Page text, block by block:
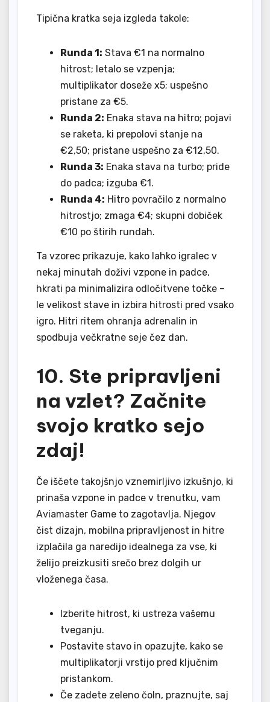
Tipična kratka seja izgleda takole:
Runda 1: Stava €1 na normalno
hitrost; letalo se vzpenja;
multiplikator doseže x5; uspešno
pristane za €5.
Runda 2: Enaka stava na hitro; pojavi
se raketa, ki prepolovi stanje na
€2,50; pristane uspešno za €12,50.
Runda 3: Enaka stava na turbo; pride
do padca; izguba €1.
Runda 4: Hitro povračilo z normalno
hitrostjo; zmaga €4; skupni dobiček
€10 po štirih rundah.
Ta vzorec prikazuje, kako lahko igralec v
nekaj minutah doživi vzpone in padce,
hkrati pa minimalizira odločitvene točke –
le velikost stave in izbira hitrosti pred vsako
igro. Hitri ritem ohranja adrenalin in
spodbuja večkratne seje čez dan.
10. Ste pripravljeni
na vzlet? Začnite
svojo kratko sejo
zdaj!
Če iščete takojšnjo vznemirljivo izkušnjo, ki
prinaša vzpone in padce v trenutku, vam
Aviamaster Game to zagotavlja. Njegov
čist dizajn, mobilna pripravljenost in hitre
izplačila ga naredijo idealnega za vse, ki
želijo preizkusiti srečo brez dolgih ur
vloženega časa.
Izberite hitrost, ki ustreza vašemu
tveganju.
Postavite stavo in opazujte, kako se
multiplikatorji vrstijo pred ključnim
pristankom.
Če zadete zeleno čoln, praznujte, saj